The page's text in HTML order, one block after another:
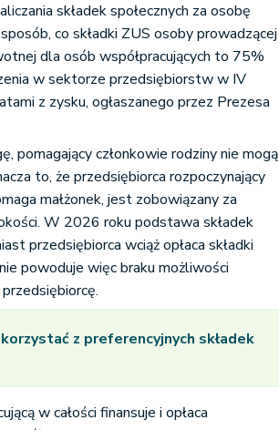
składek społecznych za osobę
co składki ZUS osoby prowadzącej
dla osób współpracujących to 75%
w sektorze przedsiębiorstw w IV
z zysku, ogłaszanego przez Prezesa
pomagający członkowie rodziny nie mogą
to, że przedsiębiorca rozpoczynający
małżonek, jest zobowiązany za
W 2026 roku podstawa składek
przedsiębiorca wciąż opłaca składki
powoduje więc braku możliwości
z preferencyjnych składek
w całości finansuje i opłaca